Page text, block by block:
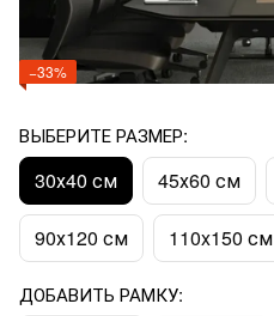
−33%
ВЫБЕРИТЕ РАЗМЕР:
30х40 см 45х60 см
90х120 см 110x150 см
ДОБАВИТЬ РАМКУ: